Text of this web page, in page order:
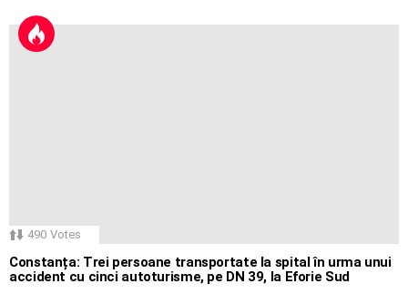
490 Votes
Constanța: Trei persoane transportate la spital în urma unui
accident cu cinci autoturisme, pe DN 39, la Eforie Sud